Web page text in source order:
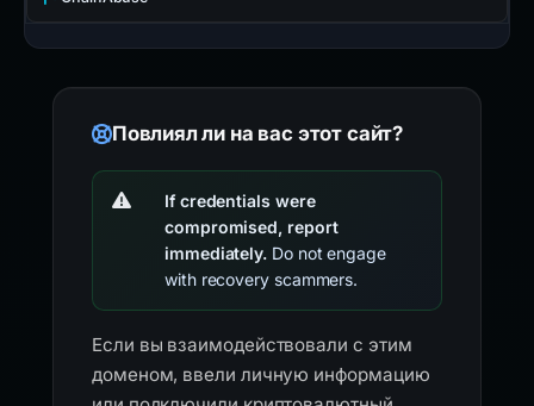
Повлиял ли на вас этот сайт?
If credentials were
compromised, report
immediately. Do not engage
with recovery scammers.
Если вы взаимодействовали с этим
доменом, ввели личную информацию